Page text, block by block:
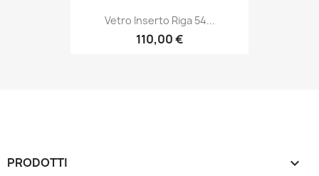
Vetro Inserto Riga 54...
110,00 €
PRODOTTI 